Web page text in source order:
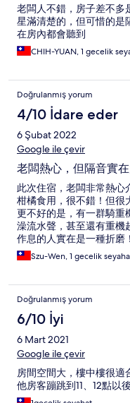
老闆人不錯，房子差不多
星滿清楚的，但可惜的是
在房內都會聽到
CHIH-YUAN, 1 gecelik
Doğrulanmış yorum
4/10 İdare eder
6 Şubat 2022
Google ile çevir
老闆熱心，但隔音實
此次住宿，老闆非常熱
柑橘食用，很不錯！但很
更不好的是，有一群騎重
澡流水聲，甚至還有重機
作息的人實在是一種折磨
如果真的這麼晚才到，也
受！
Szu-Wen, 1 gecelik
Doğrulanmış yorum
6/10 İyi
6 Mart 2021
Google ile çevir
房間空間大，樓中樓很
他房客蹦跳到11、12點以